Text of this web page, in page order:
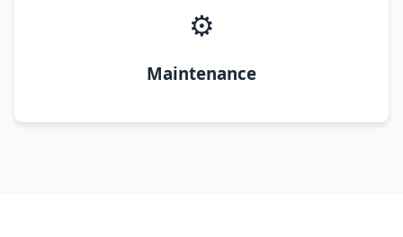
⚙️
Maintenance